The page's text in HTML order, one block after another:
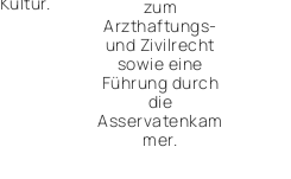
zum
Arzthaftungs-
und Zivilrecht
sowie eine
Führung durch
die
Asservatenkam
mer.